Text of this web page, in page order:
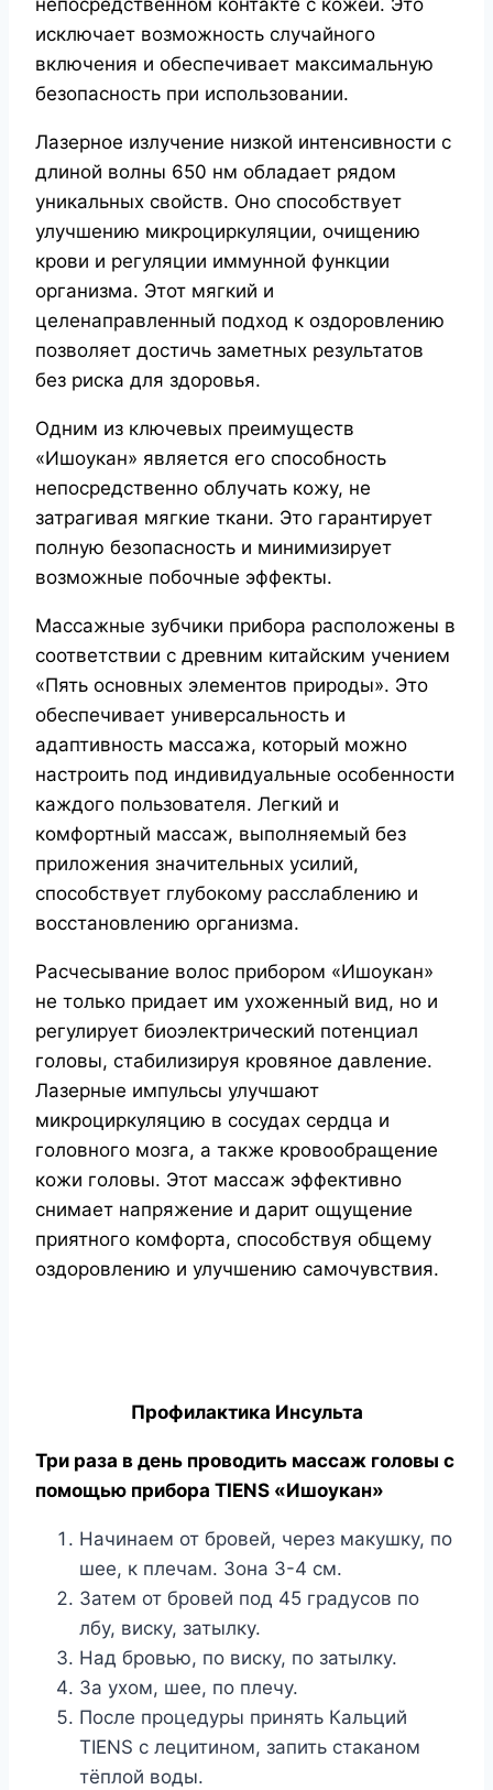
непосредственном контакте с кожей. Это
исключает возможность случайного
включения и обеспечивает максимальную
безопасность при использовании.
Лазерное излучение низкой интенсивности с
длиной волны 650 нм обладает рядом
уникальных свойств. Оно способствует
улучшению микроциркуляции, очищению
крови и регуляции иммунной функции
организма. Этот мягкий и
целенаправленный подход к оздоровлению
позволяет достичь заметных результатов
без риска для здоровья.
Одним из ключевых преимуществ
«Ишоукан» является его способность
непосредственно облучать кожу, не
затрагивая мягкие ткани. Это гарантирует
полную безопасность и минимизирует
возможные побочные эффекты.
Массажные зубчики прибора расположены в
соответствии с древним китайским учением
«Пять основных элементов природы». Это
обеспечивает универсальность и
адаптивность массажа, который можно
настроить под индивидуальные особенности
каждого пользователя. Легкий и
комфортный массаж, выполняемый без
приложения значительных усилий,
способствует глубокому расслаблению и
восстановлению организма.
Расчесывание волос прибором «Ишоукан»
не только придает им ухоженный вид, но и
регулирует биоэлектрический потенциал
головы, стабилизируя кровяное давление.
Лазерные импульсы улучшают
микроциркуляцию в сосудах сердца и
головного мозга, а также кровообращение
кожи головы. Этот массаж эффективно
снимает напряжение и дарит ощущение
приятного комфорта, способствуя общему
оздоровлению и улучшению самочувствия.
Профилактика Инсульта
Три раза в день проводить массаж головы с
помощью прибора TIENS «Ишоукан»
Начинаем от бровей, через макушку, по
шее, к плечам. Зона 3-4 см.
Затем от бровей под 45 градусов по
лбу, виску, затылку.
Над бровью, по виску, по затылку.
За ухом, шее, по плечу.
После процедуры принять Кальций
TIENS с лецитином, запить стаканом
тёплой воды.